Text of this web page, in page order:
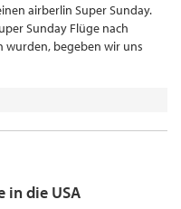
airberlin Super Sunday.
Sunday Flüge nach
wurden, begeben wir uns
in die USA